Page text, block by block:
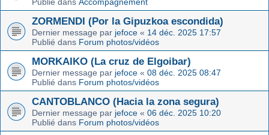
Publié dans Accompagnement
ZORMENDI (Por la Gipuzkoa escondida)
Dernier message par jefoce « 14 déc. 2025 17:57
Publié dans Forum photos/vidéos
MORKAIKO (La cruz de Elgoibar)
Dernier message par jefoce « 08 déc. 2025 08:47
Publié dans Forum photos/vidéos
CANTOBLANCO (Hacia la zona segura)
Dernier message par jefoce « 06 déc. 2025 10:20
Publié dans Forum photos/vidéos